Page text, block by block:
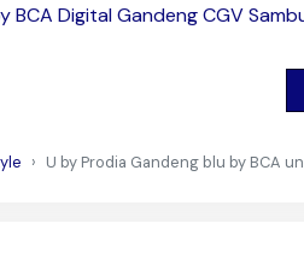
BCA Digital Gandeng CGV
U by Prodia Gandeng blu by BCA